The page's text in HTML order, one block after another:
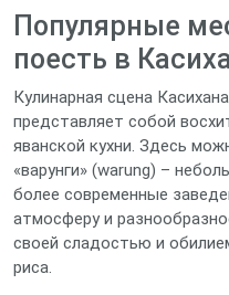
Популярные
поесть в
Кулинарная сцена
представляет собой
яванской кухни. Здесь
«варунги» (warung) –
более современные
атмосферу и
своей сладостью и
риса.